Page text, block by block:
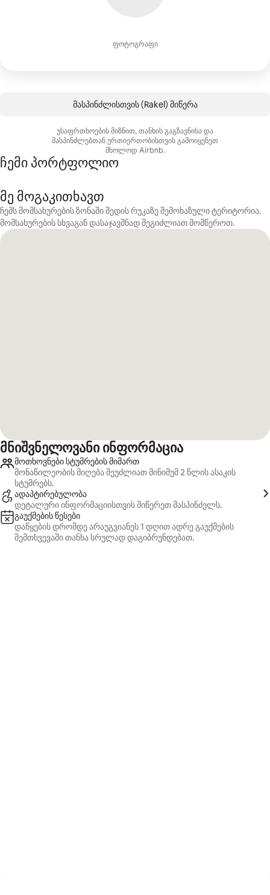
ფოტოგრაფი
მასპინძლისთვის (Rakel) მიწერა
უსაფრთხოების მიზნით, თანხის გაგზავნისა და
მასპინძლებთან ურთიერთობისთვის გამოიყენეთ
მხოლოდ Airbnb.
ჩემი პორტფოლიო
მე მოგაკითხავთ
ჩემს მომსახურების ზონაში შედის რუკაზე შემოხაზული ტერიტორია.
მომსახურების სხვაგან დასაჯავშნად შეგიძლიათ მომწეროთ.
მნიშვნელოვანი ინფორმაცია
მოთხოვნები სტუმრების მიმართ
მონაწილეობის მიღება შეუძლიათ მინიმუმ 2 წლის ასაკის
სტუმრებს.
ადაპტირებულობა
დეტალური ინფორმაციისთვის მიწერეთ მასპინძელს.
გაუქმების წესები
დაწყების დრომდე არაუგვიანეს 1 დღით ადრე გაუქმების
შემთხვევაში თანხა სრულად დაგიბრუნდებათ.